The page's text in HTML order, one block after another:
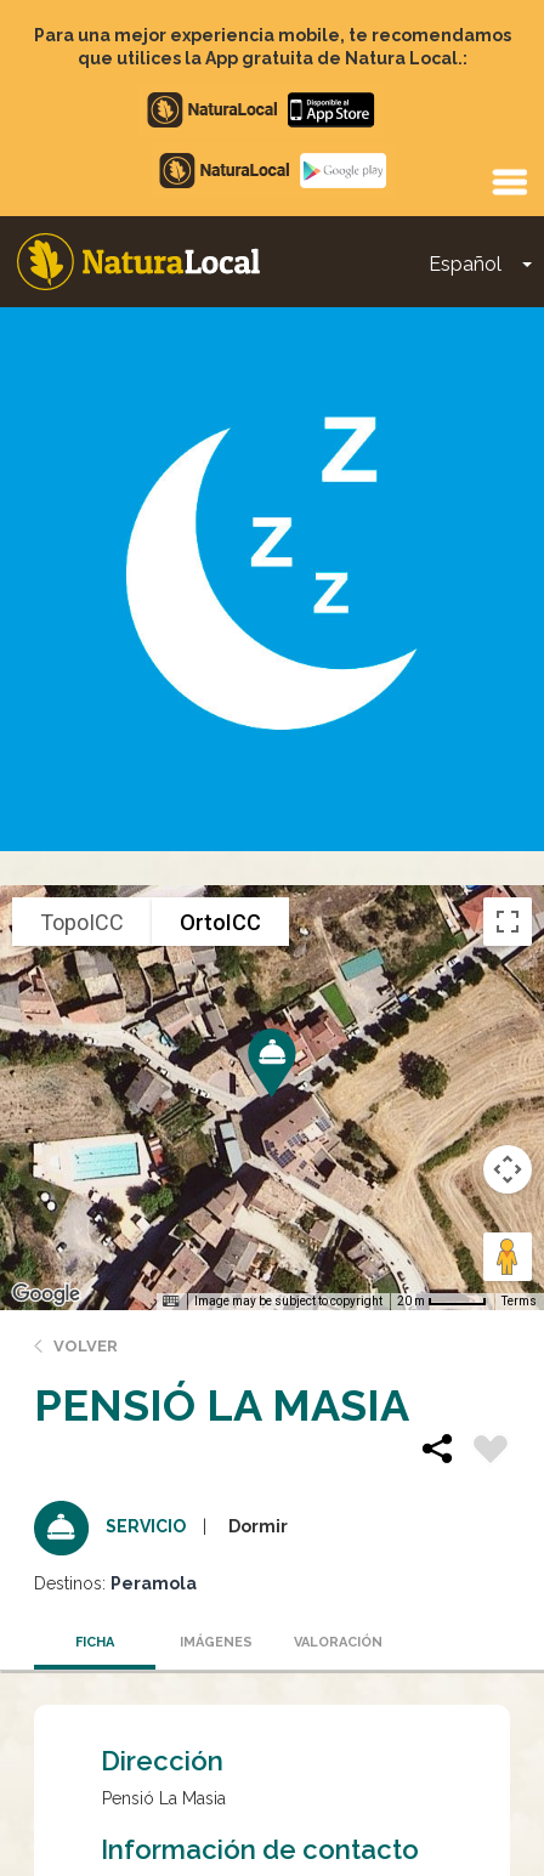
contenido
Para una mejor experiencia mobile, te recomendamos
que utilices la App gratuita de Natura Local.:
Apple
store
Google
Play
Español
Main
TopoICC OrtoICC
Image may be subject to copyright 20 m Terms
VOLVER
PENSIÓ LA MASIA
SERVICIO Dormir
Destinos: Peramola
FICHA IMÁGENES VALORACIÓN
Dirección
Pensió La Masia
Información de contacto